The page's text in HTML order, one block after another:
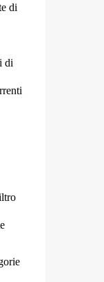
di
di